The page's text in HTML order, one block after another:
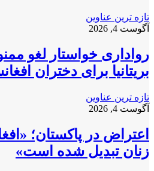
تازه ترین عناوین
آگوست 4, 2026
رواداری خواستار لغو
بریتانیا برای دختران
تازه ترین عناوین
آگوست 4, 2026
اعتراض در پاکستان؛
زنان تبدیل شده است»